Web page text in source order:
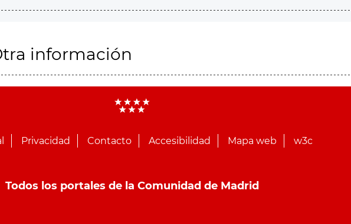
información
Privacidad Contacto Accesibilidad Mapa web w3c
Todos los portales de la Comunidad de Madrid